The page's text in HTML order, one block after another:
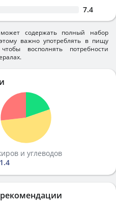
7.4
содержать полный набор
важно употреблять в пищу
восполнять потребности
и углеводов